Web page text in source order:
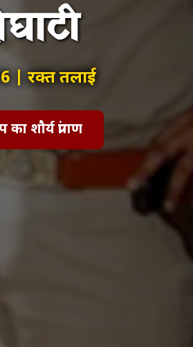
| रक्त तलाई
का शौर्य प्रांगण